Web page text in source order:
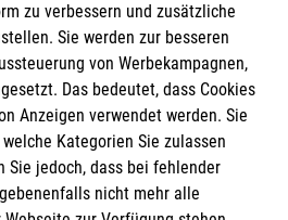
zu verbessern und zusätzliche
Sie werden zur besseren
von Werbekampagnen,
Das bedeutet, dass Cookies
Anzeigen verwendet werden. Sie
Kategorien Sie zulassen
Sie jedoch, dass bei fehlender
nicht mehr alle